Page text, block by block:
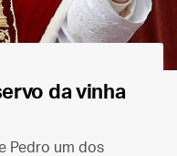
da vinha
Pedro um dos